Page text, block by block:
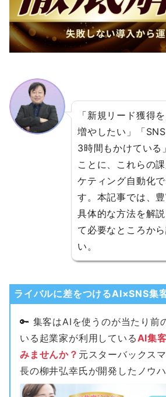
「新規リード獲得
増やしたい」「
3時間もかけてい
ことに、これらの
ケティング自動化
す。本記事では、
具体的な方法を解
て必要なところか
い。
ライバルに差をつけるAI×SNS集
🔑 集客はAIを使うのが当たり前
いる起業家が利用しているAI集
みませんか？ 元スターバックス
長の柳井弘幸氏が開発したノウハ